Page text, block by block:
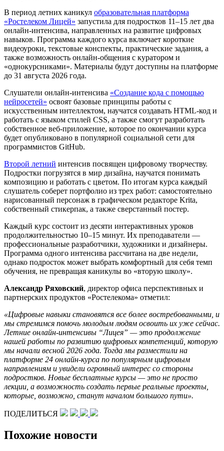
В период летних каникул образовательная платформа
«Ростелеком Лицей» запустила для подростков 11–15 лет два
онлайн-интенсива, направленных на развитие цифровых
навыков. Программа каждого курса включает короткие
видеоуроки, текстовые конспекты, практические задания, а
также возможность онлайн-общения с куратором и
«однокурсниками». Материалы будут доступны на платформе
до 31 августа 2026 года.
Слушатели онлайн-интенсива «Создание кода с помощью
нейросетей» освоят базовые принципы работы с
искусственным интеллектом, научатся создавать HTML-код и
работать с языком стилей CSS, а также смогут разработать
собственное веб-приложение, которое по окончании курса
будет опубликовано в популярной социальной сети для
программистов GitHub.
Второй летний интенсив посвящен цифровому творчеству.
Подростки погрузятся в мир дизайна, научатся понимать
композицию и работать с цветом. По итогам курса каждый
слушатель соберет портфолио из трех работ: самостоятельно
нарисованный персонаж в графическом редакторе Krita,
собственный стикерпак, а также сверстанный постер.
Каждый курс состоит из десяти интерактивных уроков
продолжительностью 10–15 минут. Их преподаватели —
профессиональные разработчики, художники и дизайнеры.
Программа одного интенсива рассчитана на две недели,
однако подросток может выбрать комфортный для себя темп
обучения, не превращая каникулы во «вторую школу».
Александр Ряховский, директор офиса перспективных и
партнерских продуктов «Ростелекома» отметил:
«Цифровые навыки становятся все более востребованными, и
мы стремимся помочь молодым людям освоить их уже сейчас.
Летние онлайн-интенсивы “Лицея” — это продолжение
нашей работы по развитию цифровых компетенций, которую
мы начали весной 2026 года. Тогда мы разместили на
платформе 24 онлайн-курса по популярным цифровым
направлениям и увидели огромный интерес со стороны
подростков. Новые бесплатные курсы — это не просто
лекции, а возможность создать первые реальные проекты,
которые, возможно, станут началом большого пути».
ПОДЕЛИТЬСЯ
Похожие новости